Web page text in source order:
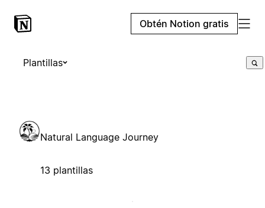
Obtén Notion gratis
Plantillas
Natural Language Journey
13 plantillas